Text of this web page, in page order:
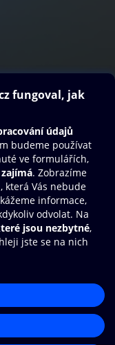
Knihovna
své e-knihy a
a pohodlněji.